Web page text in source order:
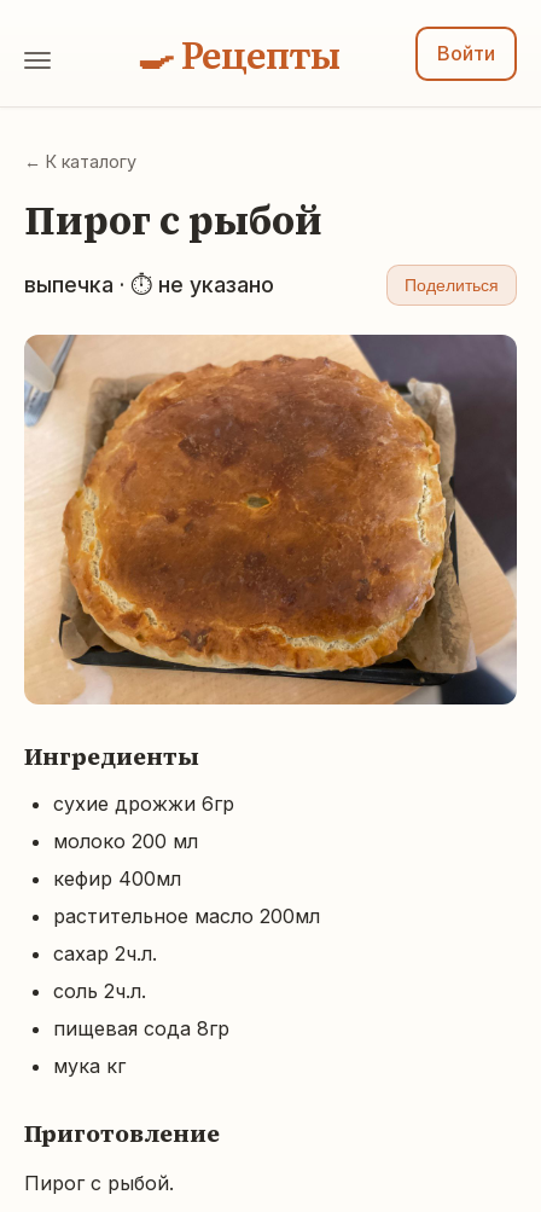
🍳 Рецепты Войти
← К каталогу
Пирог с рыбой
выпечка · ⏱ не указано Поделиться
Ингредиенты
сухие дрожжи 6гр
молоко 200 мл
кефир 400мл
растительное масло 200мл
сахар 2ч.л.
соль 2ч.л.
пищевая сода 8гр
мука кг
Приготовление
Пирог с рыбой.